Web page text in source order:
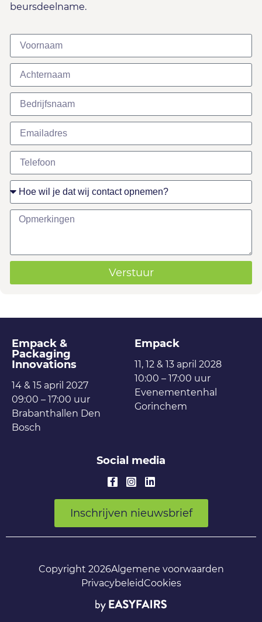
beursdeelname.
Verstuur
Empack &
Packaging
Innovations
14 & 15 april 2027
09:00 – 17:00 uur
Brabanthallen Den
Bosch
Empack
11, 12 & 13 april 2028
10:00 – 17:00 uur
Evenementenhal
Gorinchem
Social media
Inschrijven nieuwsbrief
Copyright 2026Algemene voorwaarden
PrivacybeleidCookies